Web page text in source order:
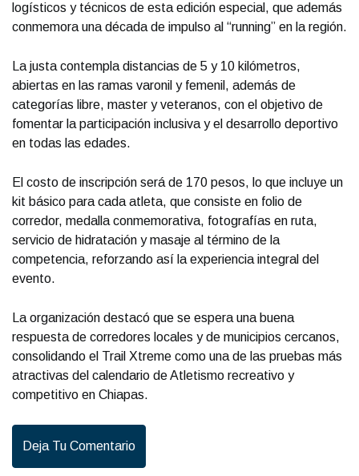
logísticos y técnicos de esta edición especial, que además
conmemora una década de impulso al “running” en la región.
La justa contempla distancias de 5 y 10 kilómetros,
abiertas en las ramas varonil y femenil, además de
categorías libre, master y veteranos, con el objetivo de
fomentar la participación inclusiva y el desarrollo deportivo
en todas las edades.
El costo de inscripción será de 170 pesos, lo que incluye un
kit básico para cada atleta, que consiste en folio de
corredor, medalla conmemorativa, fotografías en ruta,
servicio de hidratación y masaje al término de la
competencia, reforzando así la experiencia integral del
evento.
La organización destacó que se espera una buena
respuesta de corredores locales y de municipios cercanos,
consolidando el Trail Xtreme como una de las pruebas más
atractivas del calendario de Atletismo recreativo y
competitivo en Chiapas.
Deja Tu Comentario